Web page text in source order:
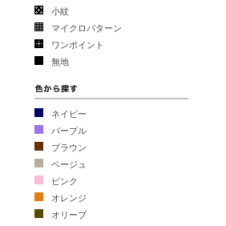
小紋
マイクロパターン
ワンポイント
無地
ネイビー
パープル
ブラウン
ベージュ
ピンク
オレンジ
オリーブ